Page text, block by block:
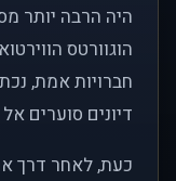
היה הרבה יותר
הוגוורטס
חברויות אמת,
דיונים סוערים
כעת, לאחר דרך